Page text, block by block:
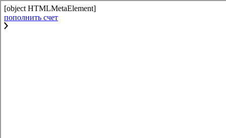
[object HTMLMetaElement]
пополнить счет